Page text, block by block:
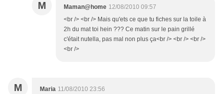
M Maman@home 12/08/2010 09:57
<br /> <br /> Mais qu'ets ce que tu fiches sur la toile à
2h du mat toi hein ??? Ce matin sur le pain grillé
c'était nutella, pas mal non plus ça<br /> <br /> <br />
<br />
M Maria 11/08/2010 23:56